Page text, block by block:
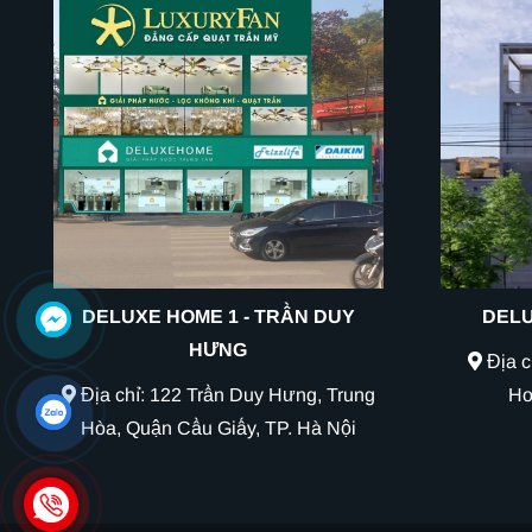
DELUXE HOME 1 - TRẦN DUY
HƯNG
Địa chỉ: 122 Trần Duy Hưng, Trung
Hòa, Quận Cầu Giấy, TP. Hà Nội
Địa